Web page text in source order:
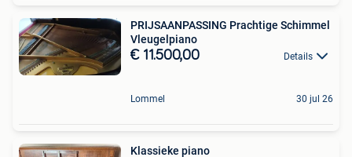
PRIJSAANPASSING Prachtige Schimmel
Vleugelpiano
€ 11.500,00 Details
Lommel 30 jul 26
Klassieke piano